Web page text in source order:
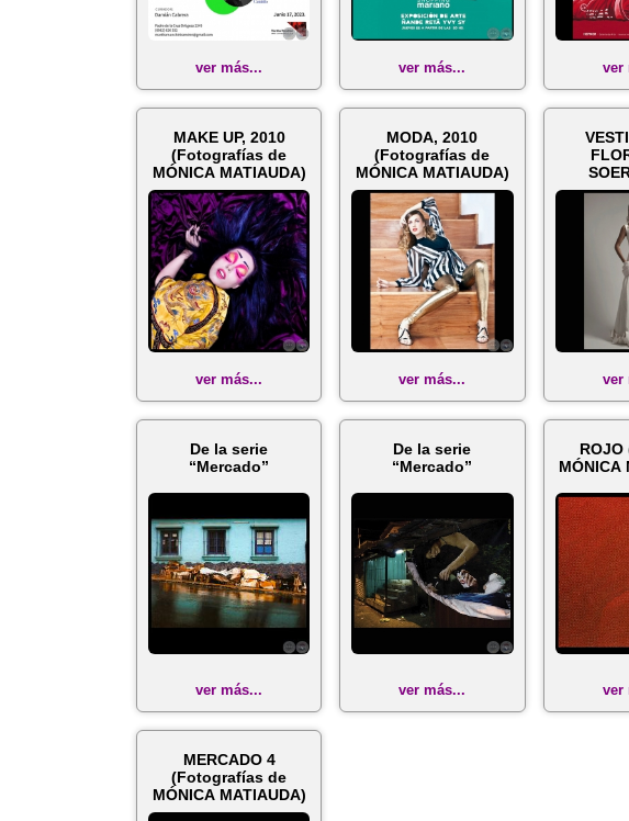
ver más... ver más... ver
MAKE UP, 2010
(Fotografías de
MÓNICA MATIAUDA)
ver más...
MODA, 2010
(Fotografías de
MÓNICA MATIAUDA)
ver más...
MÓNICA
ver
De la serie
“Mercado”
ver más...
De la serie
“Mercado”
ver más...
ROJO
MÓNICA
ver
MERCADO 4
(Fotografías de
MÓNICA MATIAUDA)